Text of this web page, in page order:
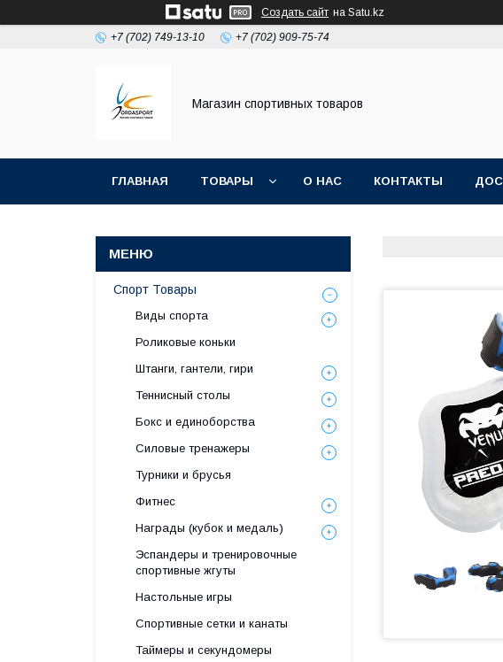
Создать сайт на Satu.kz
+7 (702) 749-13-10 +7 (702) 909-75-74
Магазин спортивных товаров
ГЛАВНАЯ ТОВАРЫ О НАС КОНТАКТЫ
Спорт Товары
Виды спорта
Роликовые коньки
Штанги, гантели, гири
Теннисный столы
Бокс и единоборства
Силовые тренажеры
Турники и брусья
Фитнес
Награды (кубок и медаль)
Эспандеры и тренировочные
спортивные жгуты
Настольные игры
Спортивные сетки и канаты
Таймеры и секундомеры